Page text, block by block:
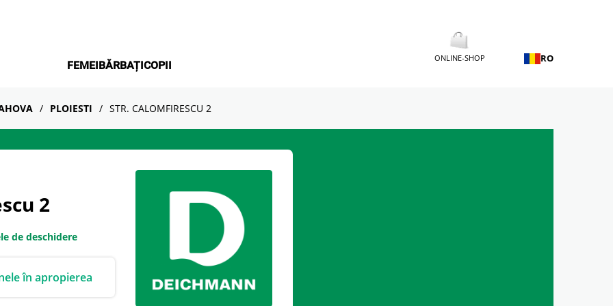
FEMEIBĂRBAȚICOPII
ONLINE-SHOP RO
PLOIESTI STR. CALOMFIRESCU 2
2
de deschidere
în apropierea